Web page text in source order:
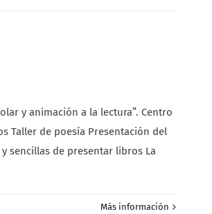
y animación a la lectura”. Centro
Taller de poesía Presentación del
y sencillas de presentar libros La
Más información